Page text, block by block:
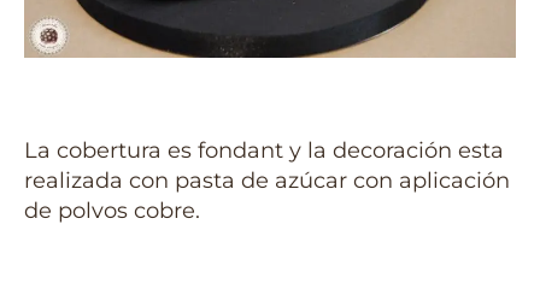
La cobertura es fondant y la decoración esta
realizada con pasta de azúcar con aplicación
de polvos cobre.